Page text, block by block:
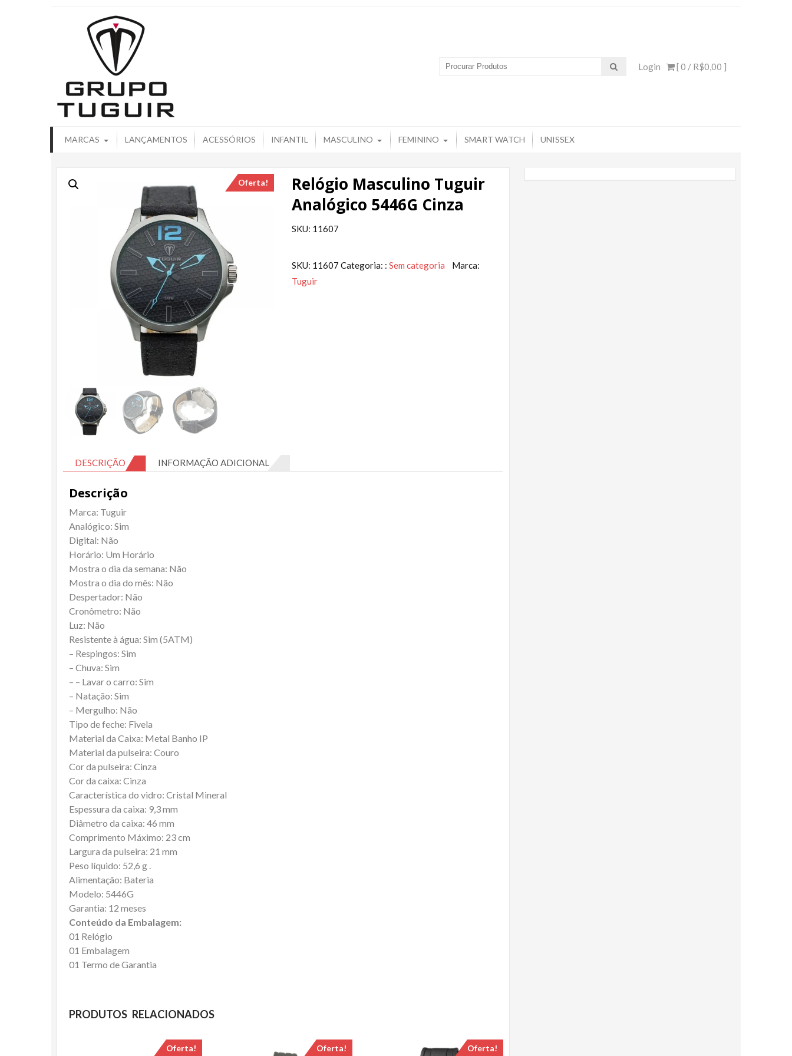
[ 0 / R$0,00 ]
Login
MARCAS LANÇAMENTOS ACESSÓRIOS INFANTIL MASCULINO FEMININO SMART WATCH UNISSEX
Oferta!
Relógio Masculino Tuguir
Analógico 5446G Cinza
SKU: 11607
SKU: 11607 Categoria: :Sem categoria
Marca:
Tuguir
DESCRIÇÃO INFORMAÇÃO ADICIONAL
Descrição
Marca: Tuguir
Analógico: Sim
Digital: Não
Horário: Um Horário
Mostra o dia da semana: Não
Mostra o dia do mês: Não
Despertador: Não
Cronômetro: Não
Luz: Não
Resistente à água: Sim (5ATM)
– Respingos: Sim
– Chuva: Sim
– – Lavar o carro: Sim
– Natação: Sim
– Mergulho: Não
Tipo de feche: Fivela
Material da Caixa: Metal Banho IP
Material da pulseira: Couro
Cor da pulseira: Cinza
Cor da caixa: Cinza
Característica do vidro: Cristal Mineral
Espessura da caixa: 9,3 mm
Diâmetro da caixa: 46 mm
Comprimento Máximo: 23 cm
Largura da pulseira: 21 mm
Peso líquido: 52,6 g .
Alimentação: Bateria
Modelo: 5446G
Garantia: 12 meses
Conteúdo da Embalagem:
01 Relógio
01 Embalagem
01 Termo de Garantia
PRODUTOS RELACIONADOS
Oferta! Oferta! Oferta!